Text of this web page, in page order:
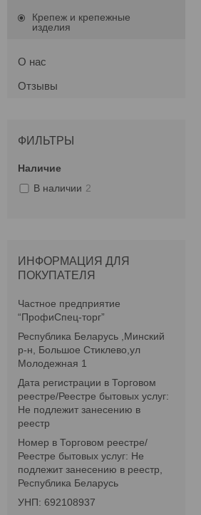
Крепеж и крепежные
изделия
О нас
Отзывы
ФИЛЬТРЫ
Наличие
В наличии 2
ИНФОРМАЦИЯ ДЛЯ
ПОКУПАТЕЛЯ
Частное предприятие
“ПрофиСпец-торг”
Республика Беларусь ,Минский
р-н, Большое Стиклево,ул
Молодежная 1
Дата регистрации в Торговом
реестре/Реестре бытовых услуг:
Не подлежит занесению в
реестр
Номер в Торговом реестре/
Реестре бытовых услуг: Не
подлежит занесению в реестр,
Республика Беларусь
УНП: 692108937